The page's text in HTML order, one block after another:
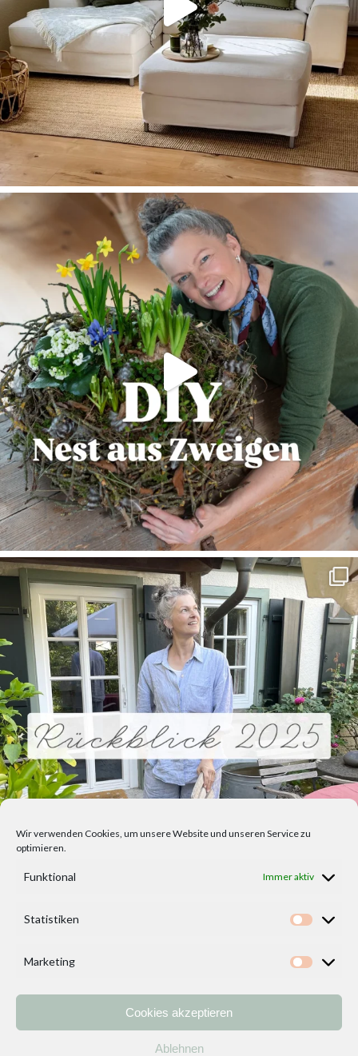
Wir verwenden Cookies, um unsere Website und unseren Service zu
optimieren.
Funktional Immer aktiv
Statistiken
Marketing
Cookies akzeptieren
Ablehnen
Kontakt